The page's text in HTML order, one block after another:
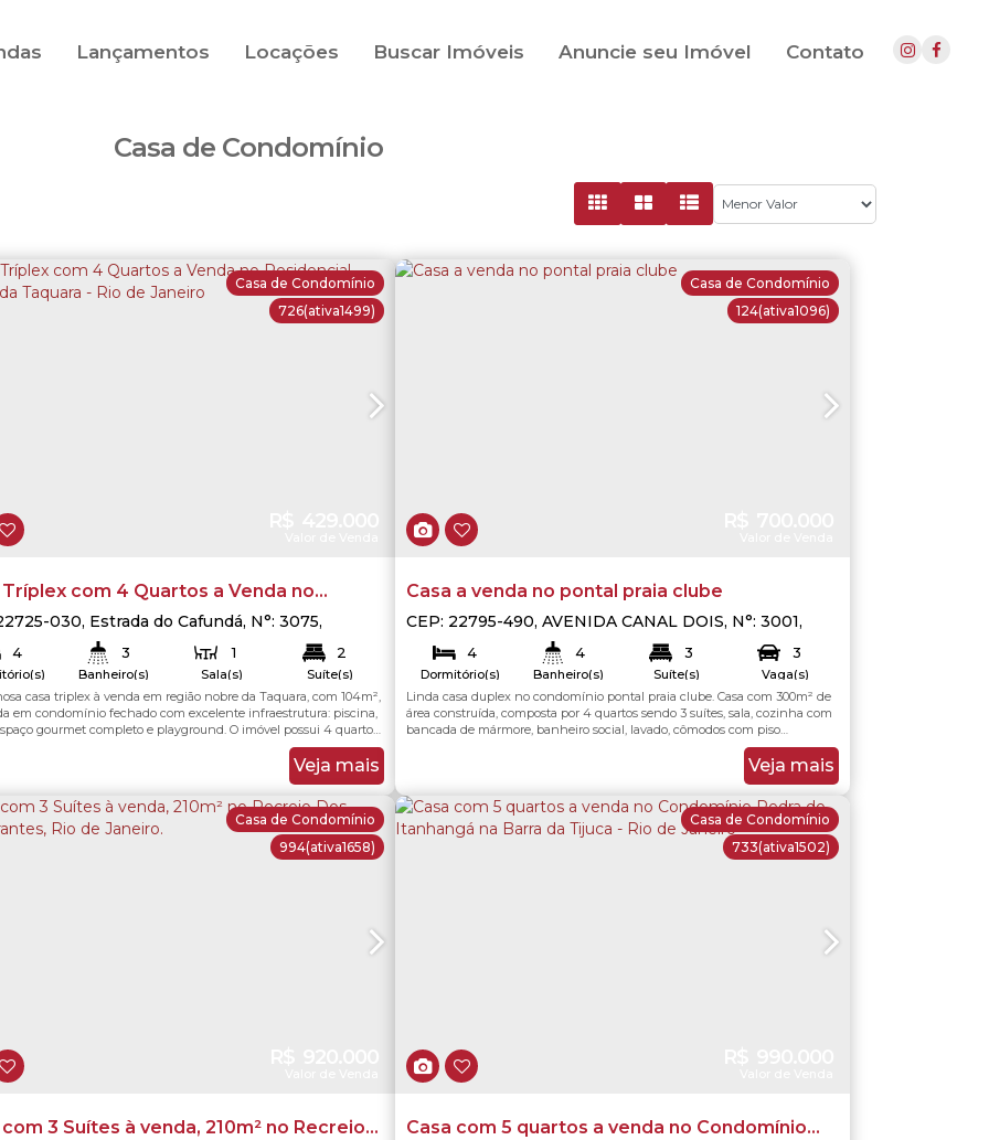
Contato
Anuncie seu Imóvel
Buscar Imóveis
Locações
Lançamentos
Casa de Condomínio
726(ativa1499)
Casa de Condomínio
Tríplex com 4 Quartos a Venda no
Jardins da Taquara - Rio de Janeiro
030, Estrada do Cafundá, N°: 3075,
Rio de Janeiro
4 3
Banheiro(s)
1
Sala(s)
2
Suíte(s)
Total:104.00m²
2 Útil:104.00m²
casa triplex à venda em região nobre da Taquara, com 104m²,
em condomínio fechado com excelente infraestrutura: piscina,
gourmet completo e playground. O imóvel possui 4 quartos,
suítes amplas com armários planejados. No 1º pavimento, ampla
dois ambientes com piso quente, ar-condicionado split, armário e
Veja mais
124(ativa1096)
Casa de Condomínio
Casa a venda no pontal praia clube
CEP: 22795-490,AVENIDA CANAL DOIS, N°: 3001,
Recreio dos Bandeirantes
Janeiro ,Brasil
4
Dormitório(s)
4
Banheiro(s)
3
Suíte(s)
3
Vaga(s)
Útil: 300.00 m²
Linda casa duplex no condomínio pontal praia clube. Casa com 300m² de
área construída, composta por 4 quartos sendo 3 suítes, sala, cozinha com
bancada de mármore, banheiro social, lavado, cômodos com piso
porcelanato, ótima área gourmet, 3 vagas na garagem sendo 2 cobertas,
com terraço e com vista para a montanha. Condomínio arejado com
Veja mais
994(ativa1658)
Casa de Condomínio
com 3 Suítes à venda, 210m² no Recreio
733(ativa1502)
Casa de Condomínio
Casa com 5 quartos a venda no Condomínio